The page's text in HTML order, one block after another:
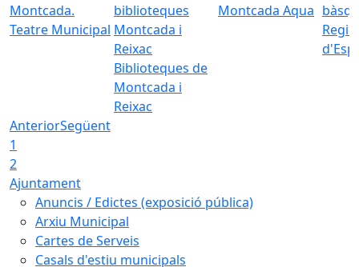
Teatre Municipal
Biblioteques de
Montcada i
Reixac
Montcada Aqua
AnteriorSegüent
1
2
Ajuntament
Anuncis / Edictes (exposició pública)
Arxiu Municipal
Cartes de Serveis
Casals d'estiu municipals